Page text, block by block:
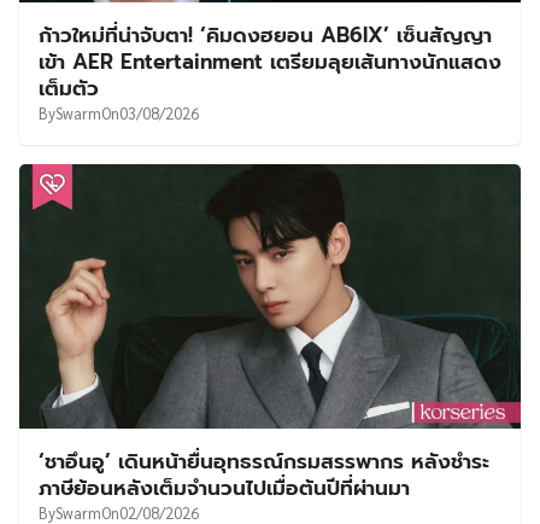
ก้าวใหม่ที่น่าจับตา! ‘คิมดงฮยอน AB6IX’ เซ็นสัญญา
เข้า AER Entertainment เตรียมลุยเส้นทางนักแสดง
เต็มตัว
BySwarmOn03/08/2026
‘ชาอึนอู’ เดินหน้ายื่นอุทธรณ์กรมสรรพากร หลังชำระ
ภาษีย้อนหลังเต็มจำนวนไปเมื่อต้นปีที่ผ่านมา
BySwarmOn02/08/2026